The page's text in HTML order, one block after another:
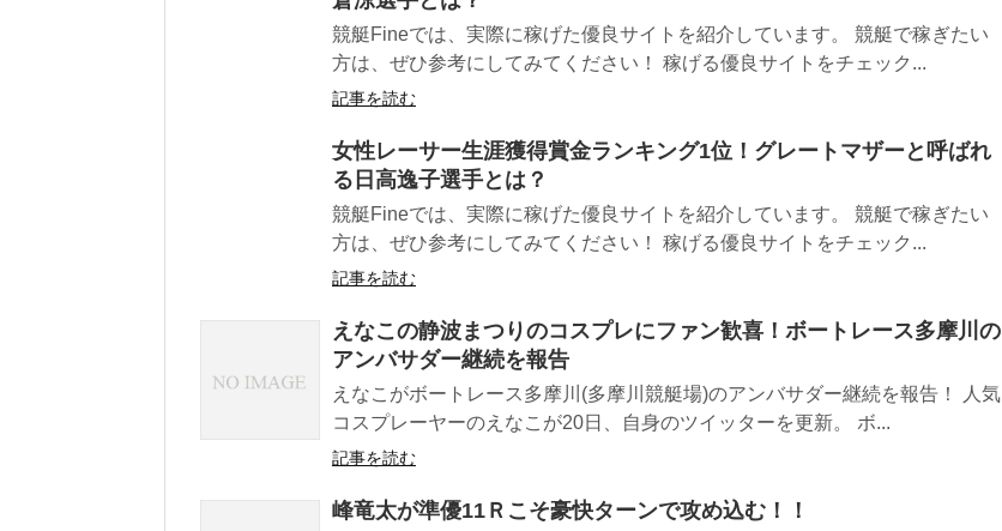
競艇Fineでは、実際に稼げた優良サイトを紹介しています。 競艇で稼ぎたい
方は、ぜひ参考にしてみてください！ 稼げる優良サイトをチェック...
記事を読む
女性レーサー生涯獲得賞金ランキング1位！グレートマザーと呼ばれ
る日高逸子選手とは？
競艇Fineでは、実際に稼げた優良サイトを紹介しています。 競艇で稼ぎたい
方は、ぜひ参考にしてみてください！ 稼げる優良サイトをチェック...
記事を読む
えなこの静波まつりのコスプレにファン歓喜！ボートレース多摩川の
アンバサダー継続を報告
えなこがボートレース多摩川(多摩川競艇場)のアンバサダー継続を報告！ 人気
コスプレーヤーのえなこが20日、自身のツイッターを更新。 ボ...
記事を読む
峰竜太が準優11Ｒこそ豪快ターンで攻め込む！！